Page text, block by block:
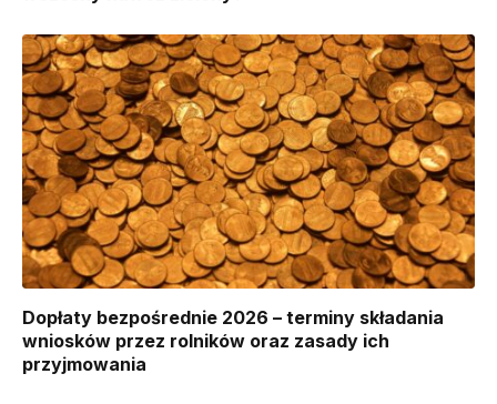
Dopłaty bezpośrednie 2026 – terminy składania
wniosków przez rolników oraz zasady ich
przyjmowania